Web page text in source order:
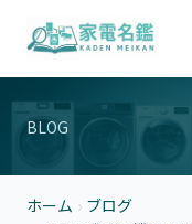
BLOG
ホーム › ブログ